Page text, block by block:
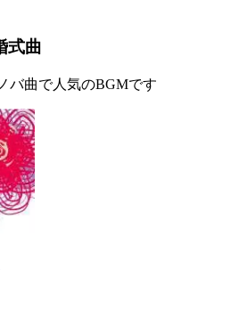
式曲
バ曲で人気のBGMです